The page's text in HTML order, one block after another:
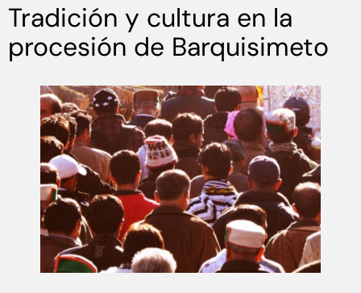
Tradición y cultura en la
procesión de Barquisimeto